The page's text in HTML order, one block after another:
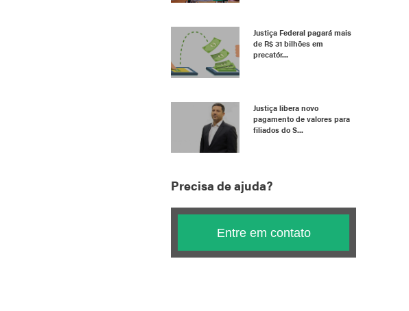
Justiça Federal pagará mais
de R$ 31 bilhões em
precatór...
Justiça libera novo
pagamento de valores para
filiados do S...
Precisa de ajuda?
Entre em contato